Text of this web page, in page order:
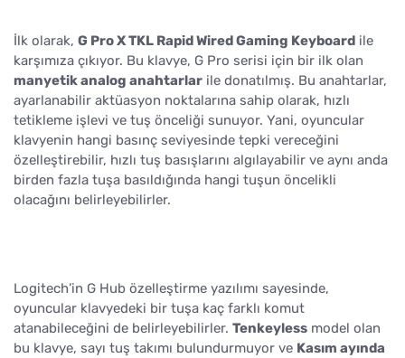
İlk olarak, G Pro X TKL Rapid Wired Gaming Keyboard ile
karşımıza çıkıyor. Bu klavye, G Pro serisi için bir ilk olan
manyetik analog anahtarlar ile donatılmış. Bu anahtarlar,
ayarlanabilir aktüasyon noktalarına sahip olarak, hızlı
tetikleme işlevi ve tuş önceliği sunuyor. Yani, oyuncular
klavyenin hangi basınç seviyesinde tepki vereceğini
özelleştirebilir, hızlı tuş basışlarını algılayabilir ve aynı anda
birden fazla tuşa basıldığında hangi tuşun öncelikli
olacağını belirleyebilirler.
Logitech’in G Hub özelleştirme yazılımı sayesinde,
oyuncular klavyedeki bir tuşa kaç farklı komut
atanabileceğini de belirleyebilirler. Tenkeyless model olan
bu klavye, sayı tuş takımı bulundurmuyor ve Kasım ayında